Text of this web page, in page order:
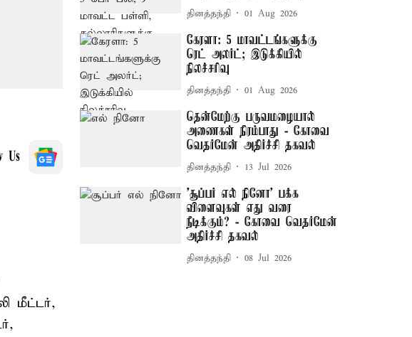
Us
மீட்டர்,
தினத்தந்தி 01 Aug 2026
கேரளா: 5 மாவட்டங்களுக்கு
ரெட் அலர்ட்; இடுக்கியில்
நிலச்சரிவு
தினத்தந்தி 01 Aug 2026
தென்மேற்கு பருவமழையால்
அணைகள் நிரம்பாது - கோவை
வெதர்மேன் அதிர்ச்சி தகவல்
தினத்தந்தி 13 Jul 2026
'சூப்பர் எல் நினோ' பக்க
விளைவுகள் எது வரை
நீடிக்கும்? - கோவை வெதர்மேன்
அதிர்ச்சி தகவல்
தினத்தந்தி 08 Jul 2026